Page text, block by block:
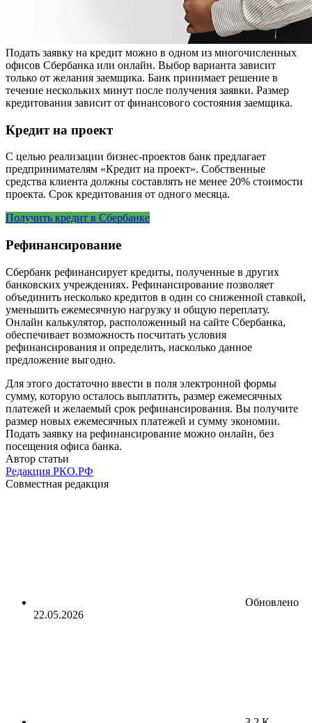
Подать заявку на кредит можно в одном из многочисленных
офисов Сбербанка или онлайн. Выбор варианта зависит
только от желания заемщика. Банк принимает решение в
течение нескольких минут после получения заявки. Размер
кредитования зависит от финансового состояния заемщика.
Кредит на проект
С целью реализации бизнес-проектов банк предлагает
предпринимателям «Кредит на проект». Собственные
средства клиента должны составлять не менее 20% стоимости
проекта. Срок кредитования от одного месяца.
Получить кредит в Сбербанке
Рефинансирование
Сбербанк рефинансирует кредиты, полученные в других
банковских учреждениях. Рефинансирование позволяет
объединить несколько кредитов в один со сниженной ставкой,
уменьшить ежемесячную нагрузку и общую переплату.
Онлайн калькулятор, расположенный на сайте Сбербанка,
обеспечивает возможность посчитать условия
рефинансирования и определить, насколько данное
предложение выгодно.
Для этого достаточно ввести в поля электронной формы
сумму, которую осталось выплатить, размер ежемесячных
платежей и желаемый срок рефинансирования. Вы получите
размер новых ежемесячных платежей и сумму экономии.
Подать заявку на рефинансирование можно онлайн, без
посещения офиса банка.
Автор статьи
Редакция РКО.РФ
Совместная редакция
Обновлено
22.05.2026